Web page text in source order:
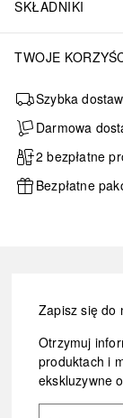
SKŁADNIKI
TWOJE
Szybka
Darmowa
2 bezpłatne
Bezpłatne
Zapisz się do
Otrzymuj
produktach i
ekskluzywne